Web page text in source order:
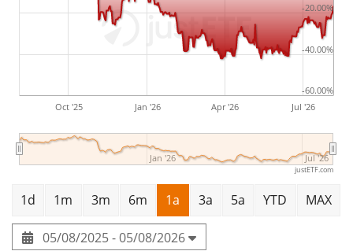
Oct '25 Jan '26 Apr '26 Jul '26
Jan '26 Jul '26
-60.00%
-40.00%
-20.00%
justETF.com
1d 1m 3m 6m 1a 3a 5a YTD MAX
05/08/2025 - 05/08/2026